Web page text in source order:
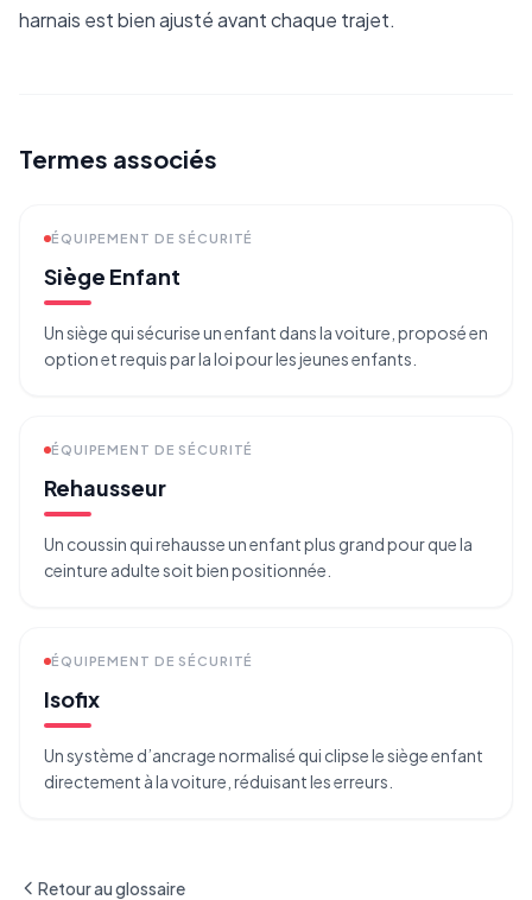
harnais est bien ajusté avant chaque trajet.
Termes associés
ÉQUIPEMENT DE SÉCURITÉ
Siège Enfant
Un siège qui sécurise un enfant dans la voiture, proposé en
option et requis par la loi pour les jeunes enfants.
ÉQUIPEMENT DE SÉCURITÉ
Rehausseur
Un coussin qui rehausse un enfant plus grand pour que la
ceinture adulte soit bien positionnée.
ÉQUIPEMENT DE SÉCURITÉ
Isofix
Un système d’ancrage normalisé qui clipse le siège enfant
directement à la voiture, réduisant les erreurs.
Retour au glossaire